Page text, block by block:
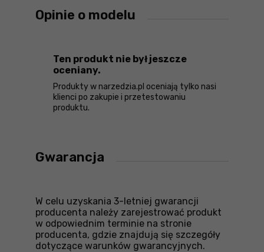
Opinie o modelu
Ten produkt nie był jeszcze
oceniany.
Produkty w narzedzia.pl oceniają tylko nasi
klienci po zakupie i przetestowaniu
produktu.
Gwarancja
W celu uzyskania 3-letniej gwarancji
producenta należy zarejestrować produkt
w odpowiednim terminie na stronie
producenta, gdzie znajdują się szczegóły
dotyczące warunków gwarancyjnych.